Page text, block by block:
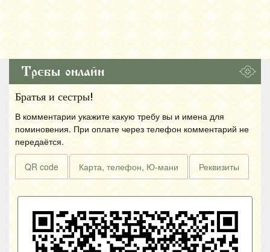
Требы онлайн
Братья и сестры!
В комментарии укажите какую требу вы и имена для
поминовения. При оплате через телефон комментарий не
передаётся.
QR code Карта, телефон, Ю-мани Реквизиты